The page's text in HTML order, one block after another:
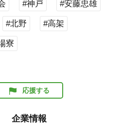
#神戸 #安藤忠雄
#北野 #高架
寮
応援する
企業情報